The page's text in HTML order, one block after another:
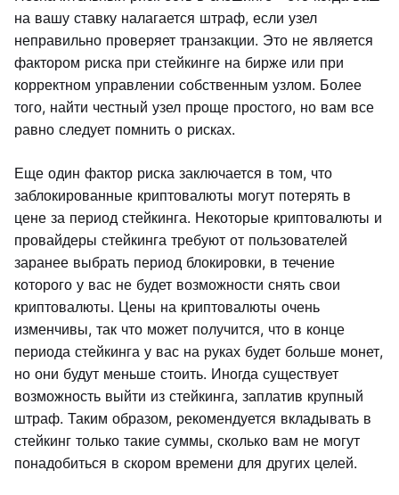
на вашу ставку налагается штраф, если узел
неправильно проверяет транзакции. Это не является
фактором риска при стейкинге на бирже или при
корректном управлении собственным узлом. Более
того, найти честный узел проще простого, но вам все
равно следует помнить о рисках.
Еще один фактор риска заключается в том, что
заблокированные криптовалюты могут потерять в
цене за период стейкинга. Некоторые криптовалюты и
провайдеры стейкинга требуют от пользователей
заранее выбрать период блокировки, в течение
которого у вас не будет возможности снять свои
криптовалюты. Цены на криптовалюты очень
изменчивы, так что может получится, что в конце
периода стейкинга у вас на руках будет больше монет,
но они будут меньше стоить. Иногда существует
возможность выйти из стейкинга, заплатив крупный
штраф. Таким образом, рекомендуется вкладывать в
стейкинг только такие суммы, сколько вам не могут
понадобиться в скором времени для других целей.